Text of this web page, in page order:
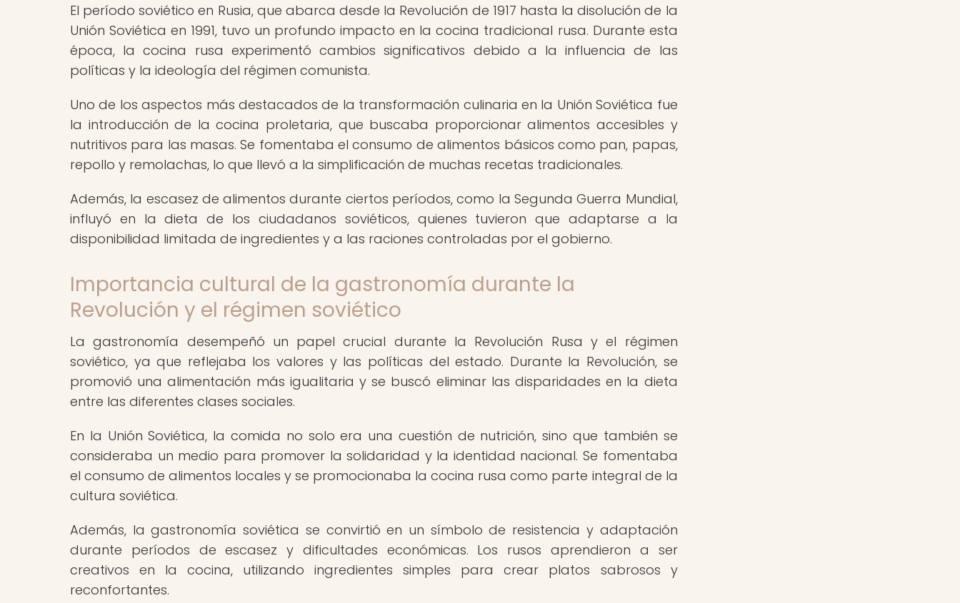
El período soviético en Rusia, que abarca desde la Revolución de 1917 hasta la disolución de la
Unión Soviética en 1991, tuvo un profundo impacto en la cocina tradicional rusa. Durante esta
época, la cocina rusa experimentó cambios significativos debido a la influencia de las
políticas y la ideología del régimen comunista.
Uno de los aspectos más destacados de la transformación culinaria en la Unión Soviética fue
la introducción de la cocina proletaria, que buscaba proporcionar alimentos accesibles y
nutritivos para las masas. Se fomentaba el consumo de alimentos básicos como pan, papas,
repollo y remolachas, lo que llevó a la simplificación de muchas recetas tradicionales.
Además, la escasez de alimentos durante ciertos períodos, como la Segunda Guerra Mundial,
influyó en la dieta de los ciudadanos soviéticos, quienes tuvieron que adaptarse a la
disponibilidad limitada de ingredientes y a las raciones controladas por el gobierno.
Importancia cultural de la gastronomía durante la
Revolución y el régimen soviético
La gastronomía desempeñó un papel crucial durante la Revolución Rusa y el régimen
soviético, ya que reflejaba los valores y las políticas del estado. Durante la Revolución, se
promovió una alimentación más igualitaria y se buscó eliminar las disparidades en la dieta
entre las diferentes clases sociales.
En la Unión Soviética, la comida no solo era una cuestión de nutrición, sino que también se
consideraba un medio para promover la solidaridad y la identidad nacional. Se fomentaba
el consumo de alimentos locales y se promocionaba la cocina rusa como parte integral de la
cultura soviética.
Además, la gastronomía soviética se convirtió en un símbolo de resistencia y adaptación
durante períodos de escasez y dificultades económicas. Los rusos aprendieron a ser
creativos en la cocina, utilizando ingredientes simples para crear platos sabrosos y
reconfortantes.